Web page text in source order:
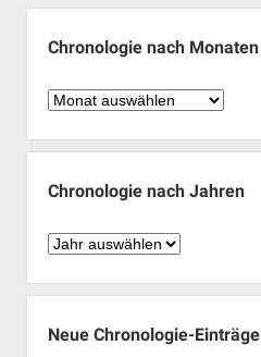
Chronologie nach Monaten
Chronologie
Monaten
Chronologie nach Jahren
Chronologie
Jahren
Neue Chronologie-Einträge